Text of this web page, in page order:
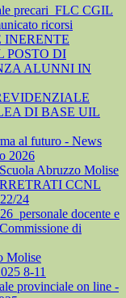
precari_FLC CGIL
ricorsi
DI
ALUNNI IN
DI BASE UIL
al futuro - News
2026
Abruzzo Molise
CCNL
24
docente e
di
Molise
8-11
provinciale on line -